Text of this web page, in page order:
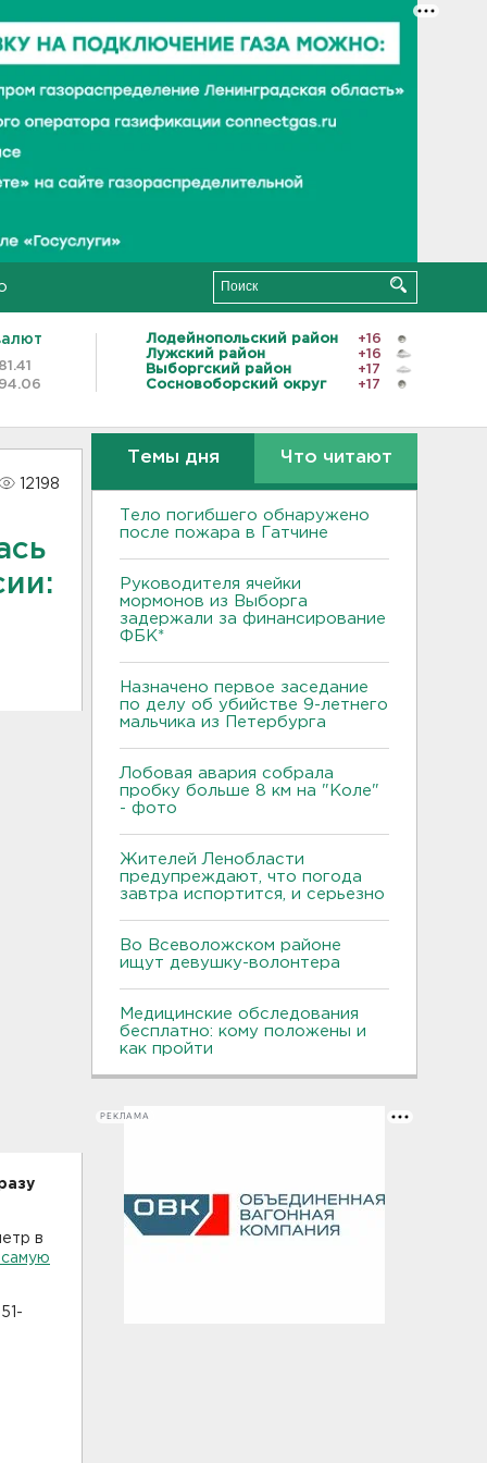
Лодейнопольский район
+16
Лужский район
+16
Выборгский район
+17
Сосновоборский округ
+17
12198
в
Темы дня Что читают
Тело погибшего обнаружено
после пожара в Гатчине
Руководителя ячейки
мормонов из Выборга
задержали за финансирование
ФБК*
Назначено первое заседание
по делу об убийстве 9-летнего
мальчика из Петербурга
Лобовая авария собрала
пробку больше 8 км на "Коле"
- фото
Жителей Ленобласти
предупреждают, что погода
завтра испортится, и серьезно
Во Всеволожском районе
ищут девушку-волонтера
Медицинские обследования
бесплатно: кому положены и
как пройти
РЕКЛАМА